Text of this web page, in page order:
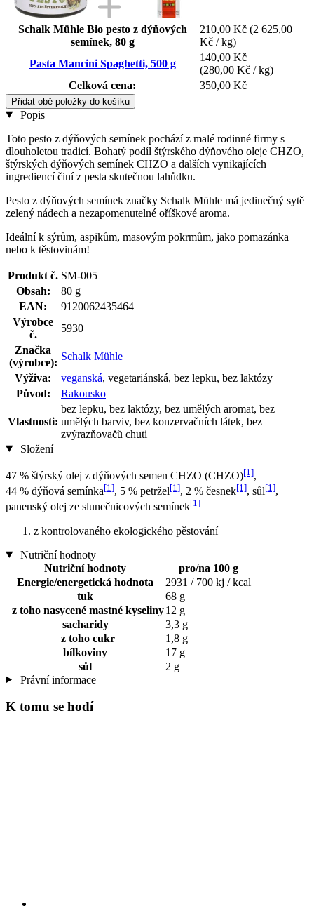
Schalk Mühle Bio pesto z dýňových
semínek, 80 g
210,00 Kč (2 625,00
Kč / kg)
Pasta Mancini Spaghetti, 500 g
140,00 Kč
(280,00 Kč / kg)
Celková cena:
350,00 Kč
Přidat obě položky do košíku
Popis
Toto pesto z dýňových semínek pochází z malé rodinné firmy s
dlouholetou tradicí. Bohatý podíl štýrského dýňového oleje CHZO,
štýrských dýňových semínek CHZO a dalších vynikajících
ingrediencí činí z pesta skutečnou lahůdku.
Pesto z dýňových semínek značky Schalk Mühle má jedinečný sytě
zelený nádech a nezapomenutelné oříškové aroma.
Ideální k sýrům, aspikům, masovým pokrmům, jako pomazánka
nebo k těstovinám!
Produkt č. SM-005
Obsah:
80 g
EAN:
9120062435464
Výrobce
č.
5930
Značka
(výrobce):
Schalk Mühle
Výživa:
veganská, vegetariánská, bez lepku, bez laktózy
Původ:
Rakousko
Vlastnosti:
bez lepku, bez laktózy, bez umělých aromat, bez
umělých barviv, bez konzervačních látek, bez
zvýrazňovačů chuti
Složení
47 % štýrský olej z dýňových semen CHZO (CHZO)[1],
44 % dýňová semínka[1], 5 % petržel[1], 2 % česnek[1], sůl[1],
panenský olej ze slunečnicových semínek[1]
z kontrolovaného ekologického pěstování
Nutriční hodnoty
Nutriční hodnoty
pro/na 100 g
Energie/energetická hodnota
2931 / 700 kj / kcal
tuk
68 g
z toho nasycené mastné kyseliny12 g
sacharidy
3,3 g
z toho cukr
1,8 g
bílkoviny
17 g
sůl
2 g
Právní informace
K tomu se hodí